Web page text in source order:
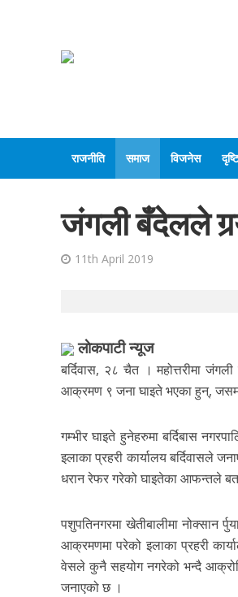
राजनीति समाज विजनेस
जंगली बँदेलले
11th April 2019
लाेकपाटी न्यूज
बर्दिवास, २८ चैत । महोत्तरीमा
आक्रमण ९ जना घाइते भएका हुन्,
गम्भीर घाइते हुनेहरुमा बर्दिबास
इलाका प्रहरी कार्यालय बर्दिवासले
धरान रेफर गरेको घाइतेका आफन्तले
पशुपतिनगरमा खेतीबालीमा नोक्सान
आक्रमणमा परेको इलाका प्रहरी
वेसले कुनै सहयोग नगरेको भन्दै
जनाएको छ ।